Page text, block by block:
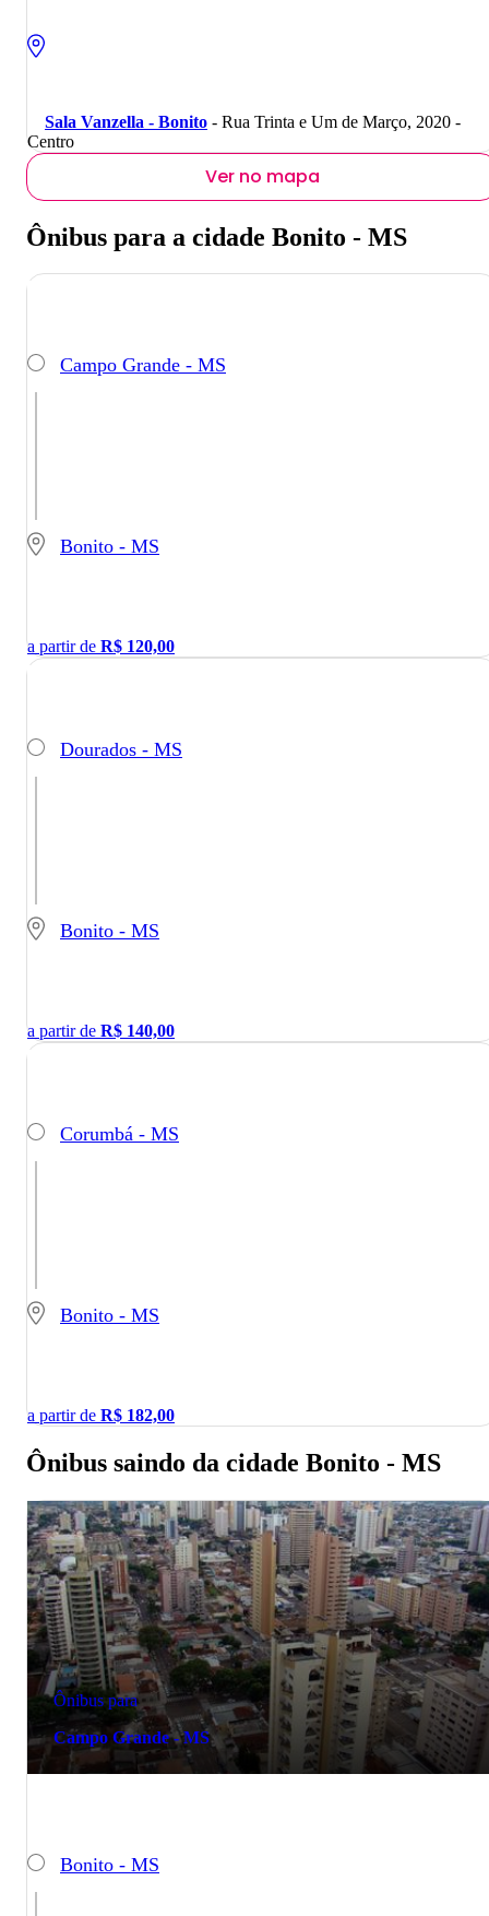
Sala Vanzella - Bonito - Rua Trinta e Um de Março, 2020 -
Centro
Ver no mapa
Ônibus para a cidade Bonito - MS
Campo Grande - MS
Bonito - MS
a partir de R$ 120,00
Dourados - MS
Bonito - MS
a partir de R$ 140,00
Corumbá - MS
Bonito - MS
a partir de R$ 182,00
Ônibus saindo da cidade Bonito - MS
Ônibus para
Campo Grande - MS
Bonito - MS